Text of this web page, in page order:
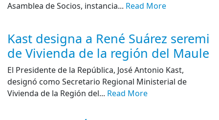
Asamblea de Socios, instancia... Read More
Kast designa a René Suárez seremi
de Vivienda de la región del Maule
El Presidente de la República, José Antonio Kast,
designó como Secretario Regional Ministerial de
Vivienda de la Región del... Read More